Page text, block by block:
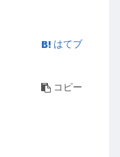
はてブ
コピー